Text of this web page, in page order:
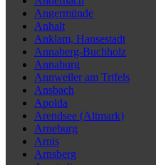
Angermünde
Anhalt
Anklam, Hansestadt
Annaberg-Buchholz
Annaburg
Annweiler am Trifels
Ansbach
Apolda
Arendsee (Altmark)
Arneburg
Arnis
Arnsberg